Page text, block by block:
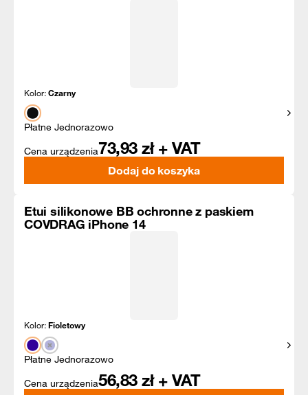
Kolor:Czarny
Płatne Jednorazowo
Cena urządzenia73,93 zł + VAT
Dodaj do koszyka
Etui silikonowe BB ochronne z paskiem
COVDRAG iPhone 14
Kolor:Fioletowy
Płatne Jednorazowo
Cena urządzenia56,83 zł + VAT